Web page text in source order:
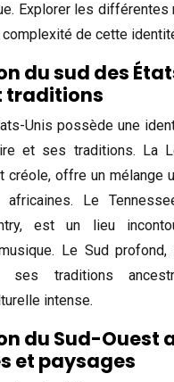
Explorer les
de cette
du sud des
traditions
Unis possède une
et ses traditions. La
créole, offre un mélange
Le
est un lieu
Le Sud
ses traditions
intense.
du Sud-Ouest
et paysages